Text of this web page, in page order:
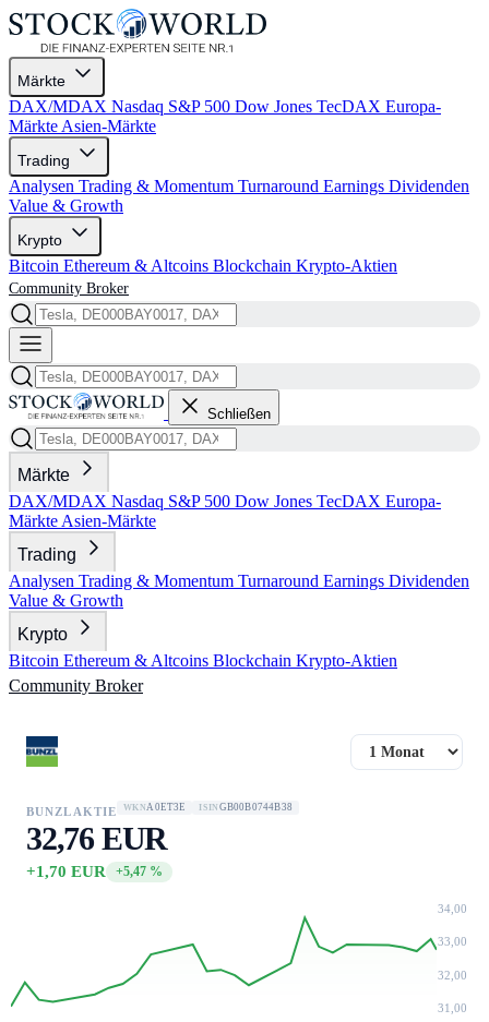
Märkte
DAX/MDAX Nasdaq S&P 500 Dow Jones TecDAX Europa-
Märkte Asien-Märkte
Trading
Analysen Trading & Momentum Turnaround Earnings Dividenden
Value & Growth
Krypto
Bitcoin Ethereum & Altcoins Blockchain Krypto-Aktien
Community Broker
Schließen
Märkte
DAX/MDAX Nasdaq S&P 500 Dow Jones TecDAX Europa-
Märkte Asien-Märkte
Trading
Analysen Trading & Momentum Turnaround Earnings Dividenden
Value & Growth
Krypto
Bitcoin Ethereum & Altcoins Blockchain Krypto-Aktien
Community Broker
BUNZL AKTIE WKNA0ET3E ISIN GB00B0744B38
32,76 EUR
+1,70 EUR +5,47 %
34,00
33,00
32,00
31,00